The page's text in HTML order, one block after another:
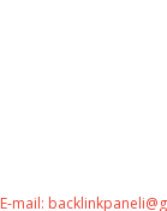
E-mail: